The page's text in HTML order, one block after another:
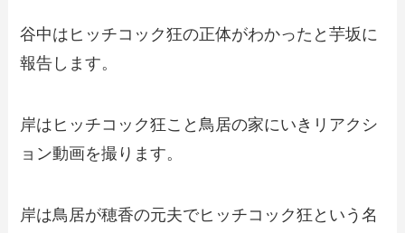
谷中はヒッチコック狂の正体がわかったと芋坂に
報告します。
岸はヒッチコック狂こと鳥居の家にいきリアクシ
ョン動画を撮ります。
岸は鳥居が穂香の元夫でヒッチコック狂という名